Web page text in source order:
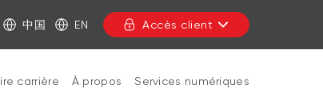
中国 EN Accès client
carrière À propos Services numériques